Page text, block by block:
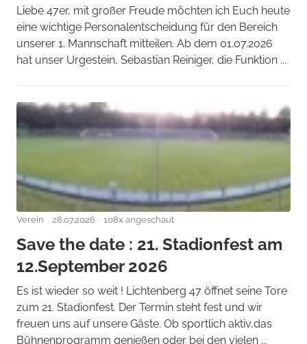
Liebe 47er, mit großer Freude möchten ich Euch heute
eine wichtige Personalentscheidung für den Bereich
unserer 1. Mannschaft mitteilen. Ab dem 01.07.2026
hat unser Urgestein, Sebastian Reiniger, die Funktion ...
Verein 28.07.2026 108x angeschaut
Save the date : 21. Stadionfest am
12.September 2026
Es ist wieder so weit ! Lichtenberg 47 öffnet seine Tore
zum 21. Stadionfest. Der Termin steht fest und wir
freuen uns auf unsere Gäste. Ob sportlich aktiv,das
Bühnenprogramm genießen oder bei den vielen ...